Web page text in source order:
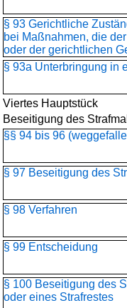
§ 93 Gerichtliche
bei Maßnahmen, die
oder der gerichtlichen
§ 93a Unterbringung in
Viertes Hauptstück
Beseitigung des
§§ 94 bis 96
§ 97 Beseitigung des
§ 98 Verfahren
§ 99 Entscheidung
§ 100 Beseitigung des
oder eines Strafrestes